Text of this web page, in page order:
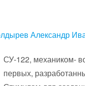
Александр
СУ-122, механиком-
первых,